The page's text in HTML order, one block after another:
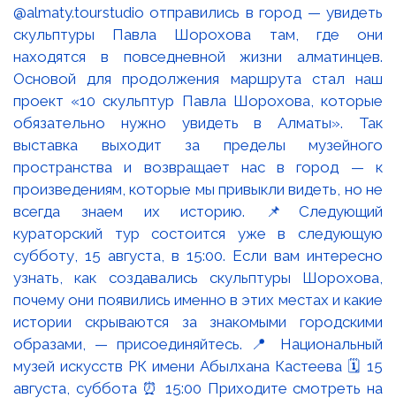
@almaty.tourstudio отправились в город — увидеть
скульптуры Павла Шорохова там, где они
находятся в повседневной жизни алматинцев.
Основой для продолжения маршрута стал наш
проект «10 скульптур Павла Шорохова, которые
обязательно нужно увидеть в Алматы». Так
выставка выходит за пределы музейного
пространства и возвращает нас в город — к
произведениям, которые мы привыкли видеть, но не
всегда знаем их историю. 📌Следующий
кураторский тур состоится уже в следующую
субботу, 15 августа, в 15:00. Если вам интересно
узнать, как создавались скульптуры Шорохова,
почему они появились именно в этих местах и какие
истории скрываются за знакомыми городскими
образами, — присоединяйтесь. 📍 Национальный
музей искусств РК имени Абылхана Кастеева 🗓 15
августа, суббота ⏰ 15:00 Приходите смотреть на